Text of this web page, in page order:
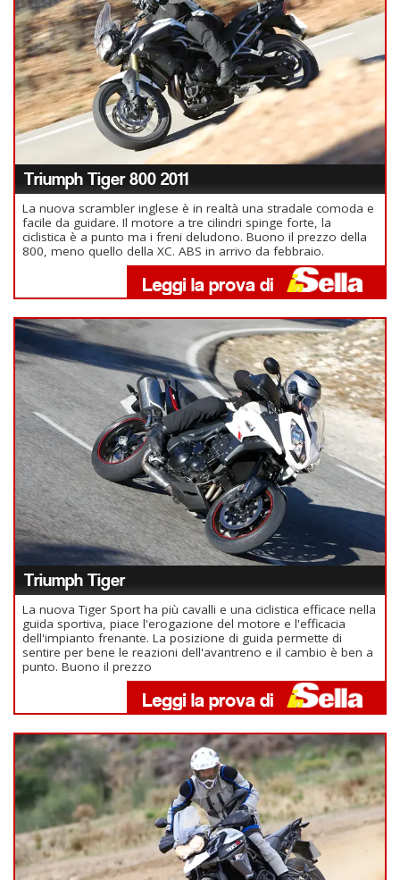
Triumph Tiger 800 2011
La nuova scrambler inglese è in realtà una stradale comoda e
facile da guidare. Il motore a tre cilindri spinge forte, la
ciclistica è a punto ma i freni deludono. Buono il prezzo della
800, meno quello della XC. ABS in arrivo da febbraio.
Triumph Tiger
La nuova Tiger Sport ha più cavalli e una ciclistica efficace nella
guida sportiva, piace l'erogazione del motore e l'efficacia
dell'impianto frenante. La posizione di guida permette di
sentire per bene le reazioni dell'avantreno e il cambio è ben a
punto. Buono il prezzo